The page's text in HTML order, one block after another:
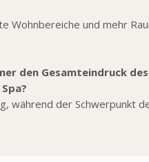
Wohnbereiche und mehr
den Gesamteindruck des
während der Schwerpunkt